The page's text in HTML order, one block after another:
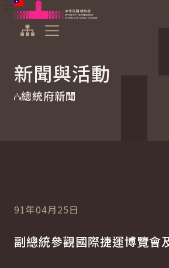
跳到主要內容
中華民國總統府
新聞與活動
總統府新聞
91年04月25日
副總統參觀國際捷運博覽會